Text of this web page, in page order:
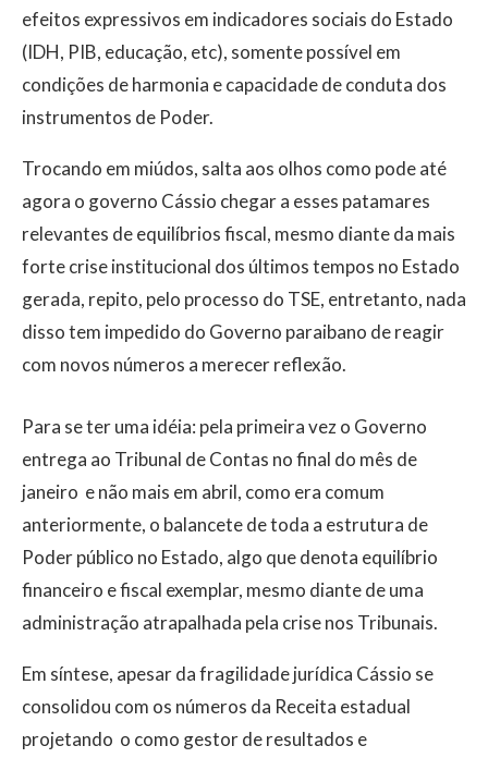
efeitos expressivos em indicadores sociais do Estado
(IDH, PIB, educação, etc), somente possível em
condições de harmonia e capacidade de conduta dos
instrumentos de Poder.
Trocando em miúdos, salta aos olhos como pode até
agora o governo Cássio chegar a esses patamares
relevantes de equilíbrios fiscal, mesmo diante da mais
forte crise institucional dos últimos tempos no Estado
gerada, repito, pelo processo do TSE, entretanto, nada
disso tem impedido do Governo paraibano de reagir
com novos números a merecer reflexão.
Para se ter uma idéia: pela primeira vez o Governo
entrega ao Tribunal de Contas no final do mês de
janeiro  e não mais em abril, como era comum
anteriormente, o balancete de toda a estrutura de
Poder público no Estado, algo que denota equilíbrio
financeiro e fiscal exemplar, mesmo diante de uma
administração atrapalhada pela crise nos Tribunais.
Em síntese, apesar da fragilidade jurídica Cássio se
consolidou com os números da Receita estadual
projetando  o como gestor de resultados e